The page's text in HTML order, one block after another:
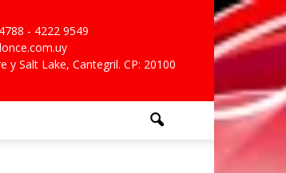
- 4222 9549
y Salt Lake, Cantegril. CP: 20100